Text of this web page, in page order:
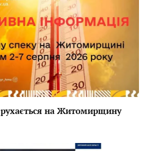
на Житомирщину